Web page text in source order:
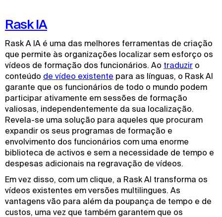
Rask IA
Rask A IA é uma das melhores ferramentas de criação
que permite às organizações localizar sem esforço os
vídeos de formação dos funcionários. Ao traduzir o
conteúdo de vídeo existente para as línguas, o Rask AI
garante que os funcionários de todo o mundo podem
participar ativamente em sessões de formação
valiosas, independentemente da sua localização.
Revela-se uma solução para aqueles que procuram
expandir os seus programas de formação e
envolvimento dos funcionários com uma enorme
biblioteca de activos e sem a necessidade de tempo e
despesas adicionais na regravação de vídeos.
Em vez disso, com um clique, a Rask AI transforma os
vídeos existentes em versões multilingues. As
vantagens vão para além da poupança de tempo e de
custos, uma vez que também garantem que os